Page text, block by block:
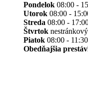
Pondelok 08:00 -
Utorok 08:00 -
Streda 08:00 -
Štvrtok
Piatok 08:00 - 11:30
Obedňajšia